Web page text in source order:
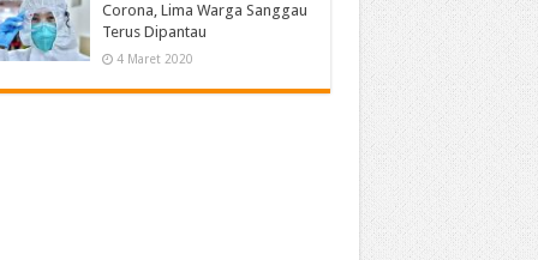
Corona, Lima Warga Sanggau
Terus Dipantau
4 Maret 2020